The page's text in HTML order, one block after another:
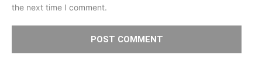
the next time I comment.